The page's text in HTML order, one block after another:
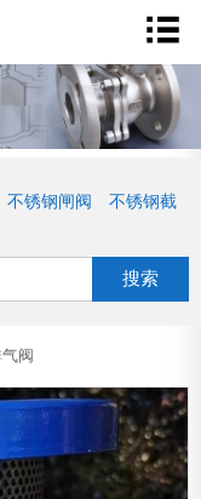
不锈钢闸阀
不锈钢截
搜索
阀